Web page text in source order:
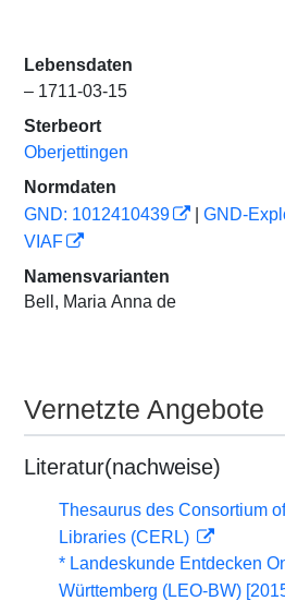
Lebensdaten
– 1711-03-15
Sterbeort
Oberjettingen
Normdaten
GND: 1012410439
GND-
VIAF
Namensvarianten
Bell, Maria Anna de
Vernetzte Angebote
Literatur(nachweise)
Thesaurus des Consortium
Libraries (CERL)
* Landeskunde Entdecken
Württemberg (LEO-BW)